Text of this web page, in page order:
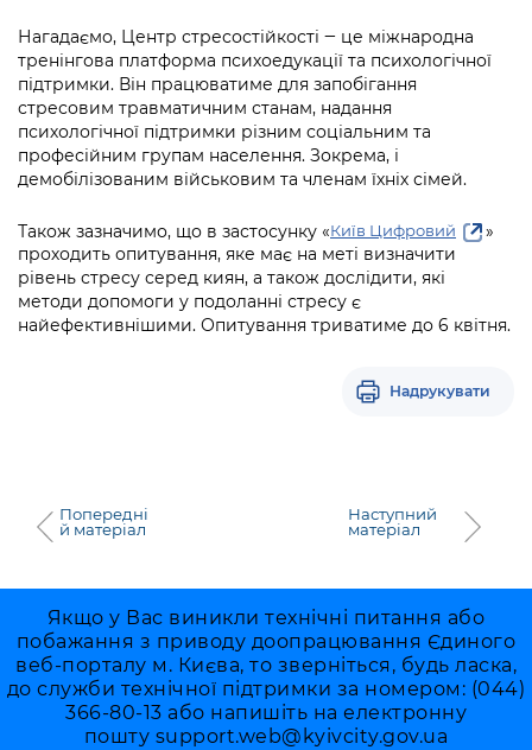
Нагадаємо, Центр стресостійкості ‒ це міжнародна
тренінгова платформа психоедукації та психологічної
підтримки. Він працюватиме для запобігання
стресовим травматичним станам, надання
психологічної підтримки різним соціальним та
професійним групам населення. Зокрема, і
демобілізованим військовим та членам їхніх сімей.
Також зазначимо, що в застосунку «Київ Цифровий
»
проходить опитування, яке має на меті визначити
рівень стресу серед киян, а також дослідити, які
методи допомоги у подоланні стресу є
найефективнішими. Опитування триватиме до 6 квітня.
Надрукувати
Попередні
й матеріал
Наступний
матеріал
Якщо у Вас виникли технічні питання або
побажання з приводу доопрацювання Єдиного
веб-порталу м. Києва, то зверніться, будь ласка,
до служби технічної підтримки за номером: (044)
366-80-13 або напишіть на електронну
пошту support.web@kyivcity.gov.ua